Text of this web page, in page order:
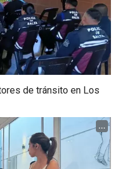
de tránsito en Los
...